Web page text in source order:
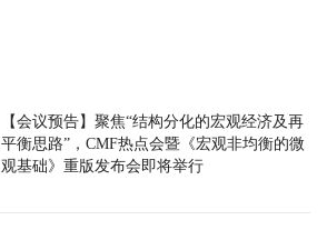
【会议预告】聚焦“结构分化的宏观经济及再
平衡思路”，CMF热点会暨《宏观非均衡的微
观基础》重版发布会即将举行